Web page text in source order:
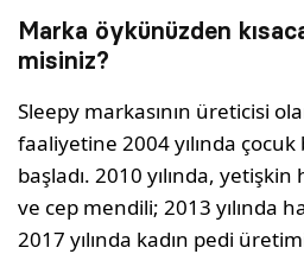
Marka öykünüzden
misiniz?
Sleepy markasının üreticisi
faaliyetine 2004 yılında
başladı. 2010 yılında,
ve cep mendili; 2013 yılında
2017 yılında kadın pedi